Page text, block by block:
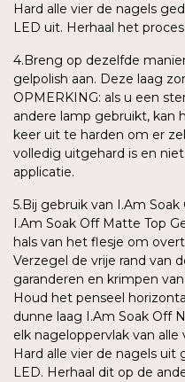
Hard alle vier de nagels
LED uit. Herhaal het
4.Breng op dezelfde
gelpolish aan. Deze laag
OPMERKING: als u een
andere lamp gebruikt, kan
keer uit te harden om er
volledig uitgehard is en
applicatie.
5.Bij gebruik van I.Am
I.Am Soak Off Matte Top
hals van het flesje om
Verzegel de vrije rand van
garanderen en krimpen
Houd het penseel
dunne laag I.Am Soak Off
elk nageloppervlak van
Hard alle vier de nagels uit
LED. Herhaal dit op de